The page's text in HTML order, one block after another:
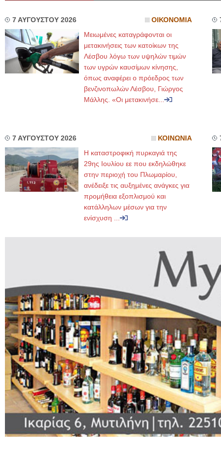
7 ΑΥΓΟΥΣΤΟΥ 2026 ΟΙΚΟΝΟΜΙΑ
Μειωμένες καταγράφονται οι
μετακινήσεις των κατοίκων της
Λέσβου λόγω των υψηλών τιμών
των υγρών καυσίμων κίνησης,
όπως αναφέρει ο πρόεδρος των
βενζινοπωλών Λέσβου, Γιώργος
Μάλλης. «Οι μετακινήσε...
7 ΑΥΓΟΥΣΤΟΥ 2026 ΚΟΙΝΩΝΙΑ
Η καταστροφική πυρκαγιά της
29ης Ιουλίου εε που εκδηλώθηκε
στην περιοχή του Πλωμαρίου,
ανέδειξε τις αυξημένες ανάγκες για
προμήθεια εξοπλισμού και
κατάλληλων μέσων για την
ενίσχυση ...